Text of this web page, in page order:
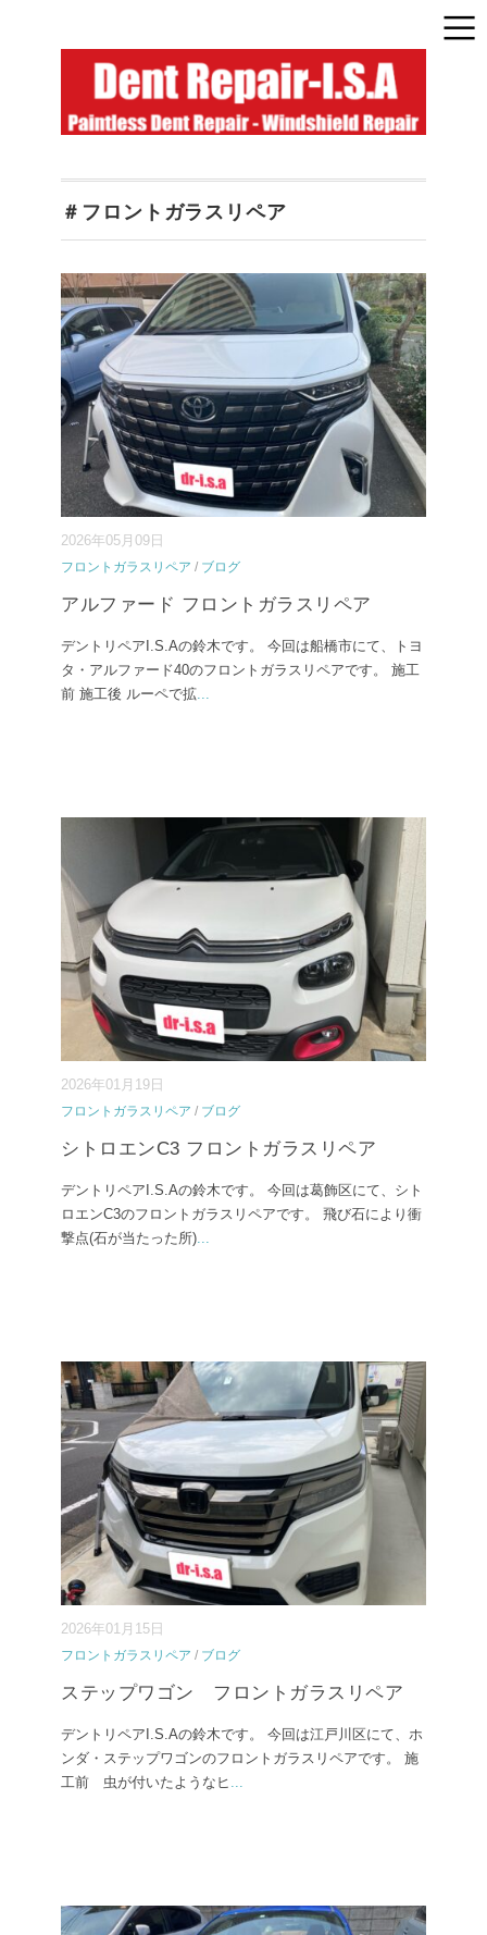
＃フロントガラスリペア
2026年05月09日
フロントガラスリペア / ブログ
アルファード フロントガラスリペア
デントリペアI.S.Aの鈴木です。 今回は船橋市にて、トヨ
タ・アルファード40のフロントガラスリペアです。 施工
前 施工後 ルーペで拡...
2026年01月19日
フロントガラスリペア / ブログ
シトロエンC3 フロントガラスリペア
デントリペアI.S.Aの鈴木です。 今回は葛飾区にて、シト
ロエンC3のフロントガラスリペアです。 飛び石により衝
撃点(石が当たった所)...
2026年01月15日
フロントガラスリペア / ブログ
ステップワゴン フロントガラスリペア
デントリペアI.S.Aの鈴木です。 今回は江戸川区にて、ホ
ンダ・ステップワゴンのフロントガラスリペアです。 施
工前 虫が付いたようなヒ ...